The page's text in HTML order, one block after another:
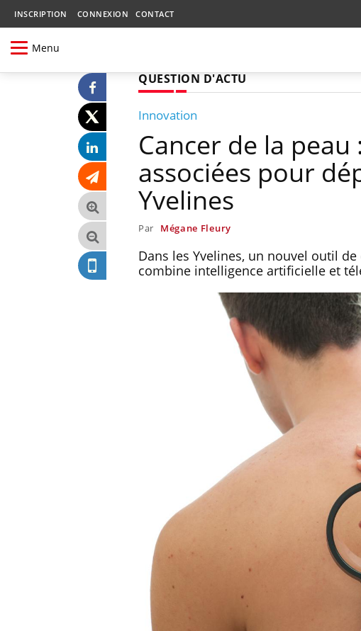
INSCRIPTION CONNEXION CONTACT
Menu
QUESTION D'ACTU
Innovation
Cancer de la
associées pour
Yvelines
Par Mégane Fleury
Dans les Yvelines, un nouvel outil
combine intelligence artificielle et